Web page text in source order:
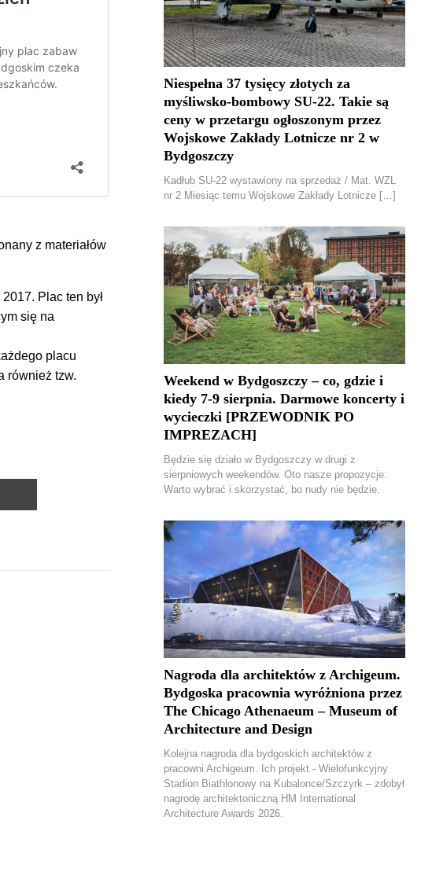
z materiałów
Plac ten był
się na
placu
również tzw.
Niespełna 37 tysięcy złotych za
myśliwsko-bombowy SU-22. Takie są
ceny w przetargu ogłoszonym przez
Wojskowe Zakłady Lotnicze nr 2 w
Bydgoszczy
Kadłub SU-22 wystawiony na sprzedaż / Mat. WZL
nr 2 Miesiąc temu Wojskowe Zakłady Lotnicze […]
Weekend w Bydgoszczy – co, gdzie i
kiedy 7-9 sierpnia. Darmowe koncerty i
wycieczki [PRZEWODNIK PO
IMPREZACH]
Będzie się działo w Bydgoszczy w drugi z
sierpniowych weekendów. Oto nasze propozycje.
Warto wybrać i skorzystać, bo nudy nie będzie.
Nagroda dla architektów z Archigeum.
Bydgoska pracownia wyróżniona przez
The Chicago Athenaeum – Museum of
Architecture and Design
Kolejna nagroda dla bydgoskich architektów z
pracowni Archigeum. Ich projekt - Wielofunkcyjny
Stadion Biathlonowy na Kubalonce/Szczyrk – zdobył
nagrodę architektoniczną HM International
Architecture Awards 2026.